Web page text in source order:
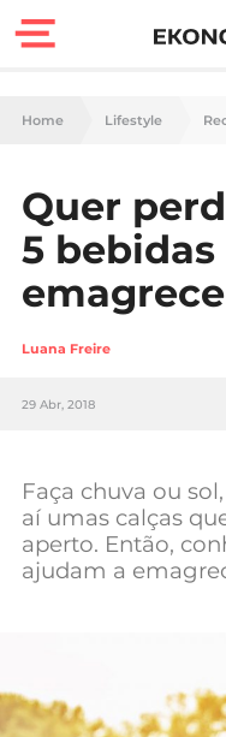
Finanças
Carreira
Casa
Lifestyle
Sociedade
Negócios
Mundial
Home Lifestyle
Quer
5
Luana Freire
29 Abr, 2018
Faça chuva ou
aí umas calças
aperto. Então,
ajudam a